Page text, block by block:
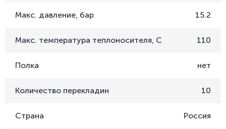
Макс. давление, бар 15.2
Макс. температура теплоносителя, C 110
Полка нет
Количество перекладин 10
Страна Россия